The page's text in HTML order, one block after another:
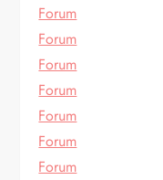
Forum
Forum
Forum
Forum
Forum
Forum
Forum